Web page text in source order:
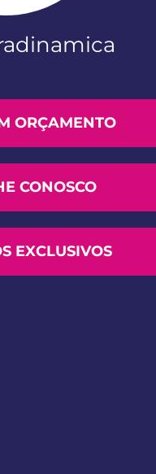
ORÇAMENTO
CONOSCO
EXCLUSIVOS